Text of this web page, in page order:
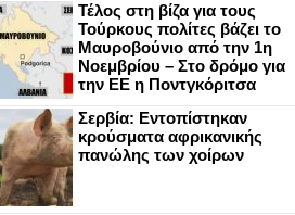
Τέλος στη βίζα για τους
Τούρκους πολίτες βάζει το
Μαυροβούνιο από την 1η
Νοεμβρίου – Στο δρόμο για
την ΕΕ η Ποντγκόριτσα
Σερβία: Εντοπίστηκαν
κρούσματα αφρικανικής
πανώλης των χοίρων